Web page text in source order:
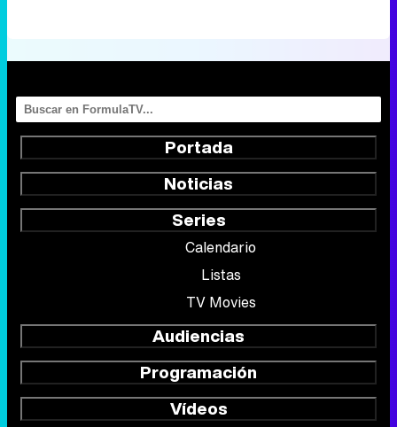
Portada
Noticias
Series
Calendario
Listas
TV Movies
Audiencias
Programación
Vídeos